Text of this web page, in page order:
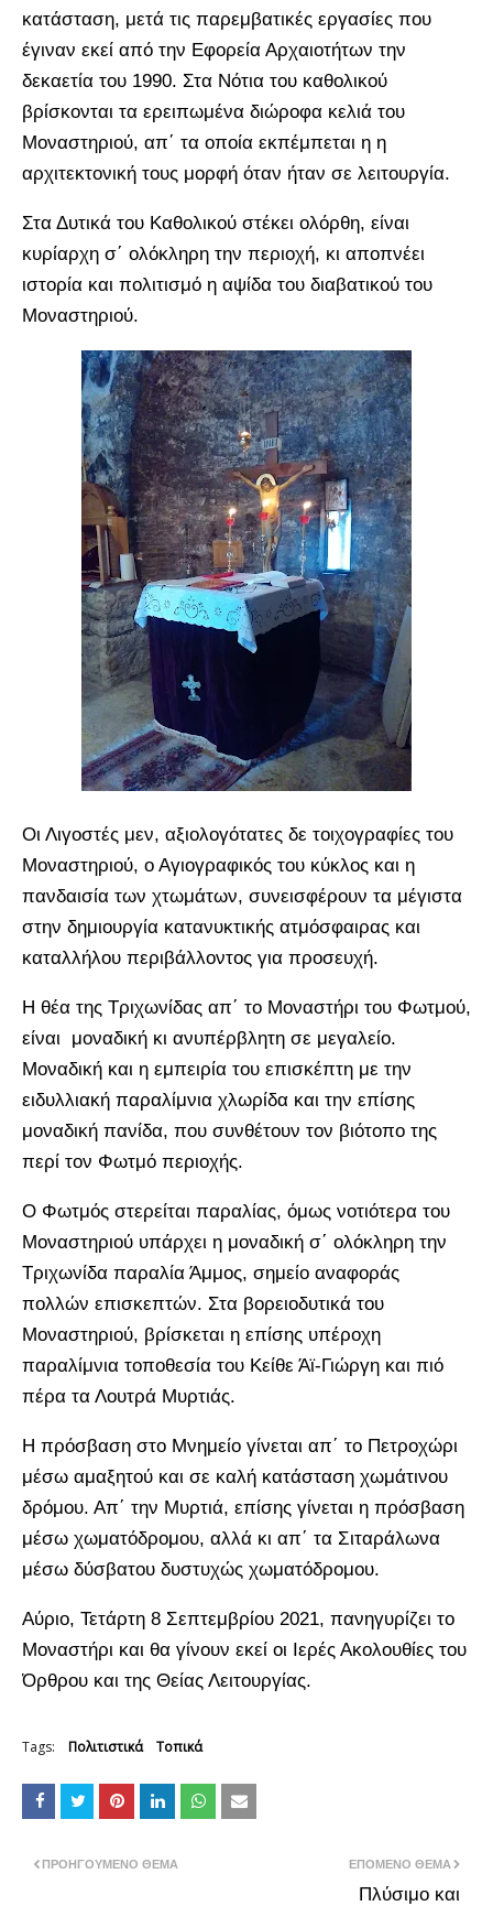
κατάσταση, μετά τις παρεμβατικές εργασίες που
έγιναν εκεί από την Εφορεία Αρχαιοτήτων την
δεκαετία του 1990. Στα Νότια του καθολικού
βρίσκονται τα ερειπωμένα διώροφα κελιά του
Μοναστηριού, απ΄ τα οποία εκπέμπεται η η
αρχιτεκτονική τους μορφή όταν ήταν σε λειτουργία.
Στα Δυτικά του Καθολικού στέκει ολόρθη, είναι
κυρίαρχη σ΄ ολόκληρη την περιοχή, κι αποπνέει
ιστορία και πολιτισμό η αψίδα του διαβατικού του
Μοναστηριού.
Οι Λιγοστές μεν, αξιολογότατες δε τοιχογραφίες του
Μοναστηριού, ο Αγιογραφικός του κύκλος και η
πανδαισία των χτωμάτων, συνεισφέρουν τα μέγιστα
στην δημιουργία κατανυκτικής ατμόσφαιρας και
καταλλήλου περιβάλλοντος για προσευχή.
Η θέα της Τριχωνίδας απ΄ το Μοναστήρι του Φωτμού,
είναι μοναδική κι ανυπέρβλητη σε μεγαλείο.
Μοναδική και η εμπειρία του επισκέπτη με την
ειδυλλιακή παραλίμνια χλωρίδα και την επίσης
μοναδική πανίδα, που συνθέτουν τον βιότοπο της
περί τον Φωτμό περιοχής.
Ο Φωτμός στερείται παραλίας, όμως νοτιότερα του
Μοναστηριού υπάρχει η μοναδική σ΄ ολόκληρη την
Τριχωνίδα παραλία Άμμος, σημείο αναφοράς
πολλών επισκεπτών. Στα βορειοδυτικά του
Μοναστηριού, βρίσκεται η επίσης υπέροχη
παραλίμνια τοποθεσία του Κείθε Άϊ-Γιώργη και πιό
πέρα τα Λουτρά Μυρτιάς.
Η πρόσβαση στο Μνημείο γίνεται απ΄ το Πετροχώρι
μέσω αμαξητού και σε καλή κατάσταση χωμάτινου
δρόμου. Απ΄ την Μυρτιά, επίσης γίνεται η πρόσβαση
μέσω χωματόδρομου, αλλά κι απ΄ τα Σιταράλωνα
μέσω δύσβατου δυστυχώς χωματόδρομου.
Αύριο, Τετάρτη 8 Σεπτεμβρίου 2021, πανηγυρίζει το
Μοναστήρι και θα γίνουν εκεί οι Ιερές Ακολουθίες του
Όρθρου και της Θείας Λειτουργίας.
Tags: Πολιτιστικά Τοπικά
ΕΠΌΜΕΝΟ ΘΈΜΑ
Πλύσιμο και
ΠΡΟΗΓΟΎΜΕΝΟ ΘΈΜΑ